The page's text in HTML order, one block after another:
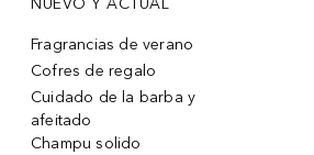
NUEVO Y ACTUAL
Fragrancias de verano
Cofres de regalo
Cuidado de la barba y
afeitado
Champu solido